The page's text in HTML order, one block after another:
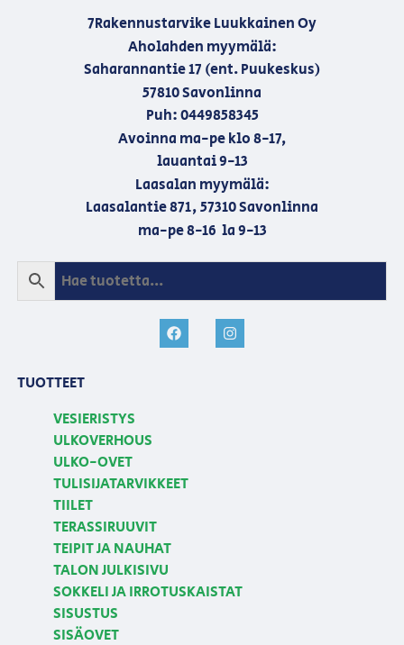
7Rakennustarvike Luukkainen Oy
Aholahden myymälä:
Saharannantie 17 (ent. Puukeskus)
57810 Savonlinna
Puh: 0449858345
Avoinna ma-pe klo 8-17,
lauantai 9-13
Laasalan myymälä:
Laasalantie 871, 57310 Savonlinna
ma-pe 8-16 la 9-13
TUOTTEET
VESIERISTYS
ULKOVERHOUS
ULKO-OVET
TULISIJATARVIKKEET
TIILET
TERASSIRUUVIT
TEIPIT JA NAUHAT
TALON JULKISIVU
SOKKELI JA IRROTUSKAISTAT
SISUSTUS
SISÄOVET